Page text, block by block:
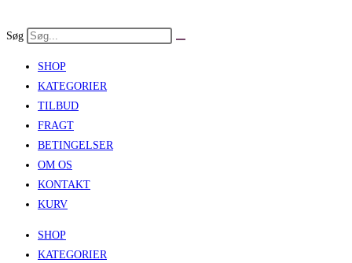
to
Søg
SHOP
KATEGORIER
TILBUD
FRAGT
BETINGELSER
OM OS
KONTAKT
KURV
SHOP
KATEGORIER